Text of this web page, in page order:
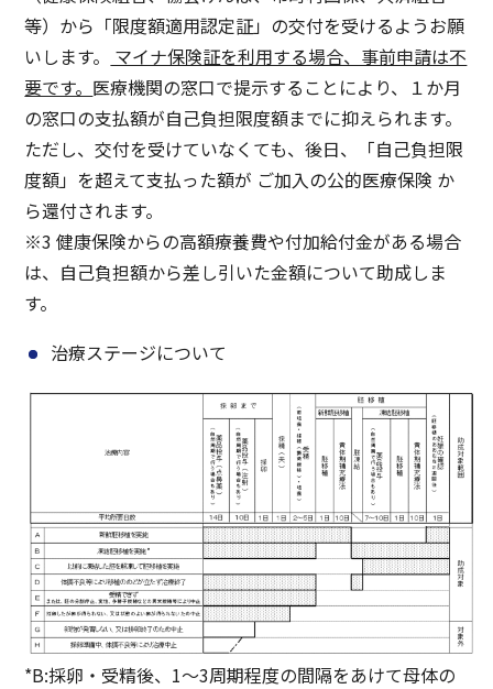
等）から「限度額適用認定証」の交付を受けるようお願
いします。
マイナ保険証を利用する場合、事前申請は不
要です。 医療機関の窓口で提示することにより、１か月
の窓口の支払額が自己負担限度額までに抑えられます。
ただし、交付を受けていなくても、後日、「自己負担限
度額」を超えて支払った額が ご加入の公的医療保険 か
ら還付されます。
※3 健康保険からの高額療養費や付加給付金がある場合
は、自己負担額から差し引いた金額について助成しま
す。
治療ステージについて
*B:採卵・受精後、1～3周期程度の間隔をあけて母体の